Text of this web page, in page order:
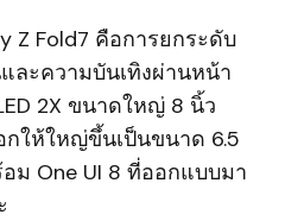
Z Fold7 คือการยกระดับ
ละความบันเทิงผ่านหน้า
2X ขนาดใหญ่ 8 นิ้ว
ให้ใหญ่ขึ้นเป็นขนาด 6.5
ม One UI 8 ที่ออกแบบมา